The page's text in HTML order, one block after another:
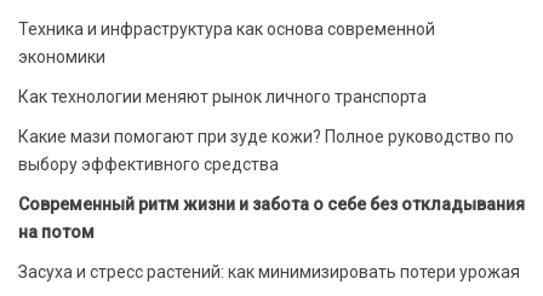
Техника и инфраструктура как основа современной
экономики
Как технологии меняют рынок личного транспорта
Какие мази помогают при зуде кожи? Полное руководство по
выбору эффективного средства
Современный ритм жизни и забота о себе без откладывания
на потом
Засуха и стресс растений: как минимизировать потери урожая